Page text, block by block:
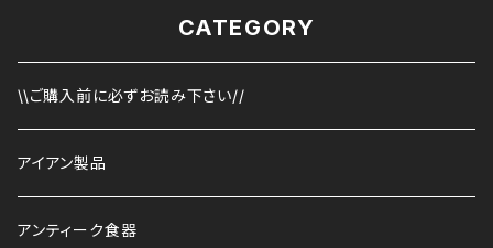
CATEGORY
\\ご購入前に必ずお読み下さい//
アイアン製品
アンティーク食器